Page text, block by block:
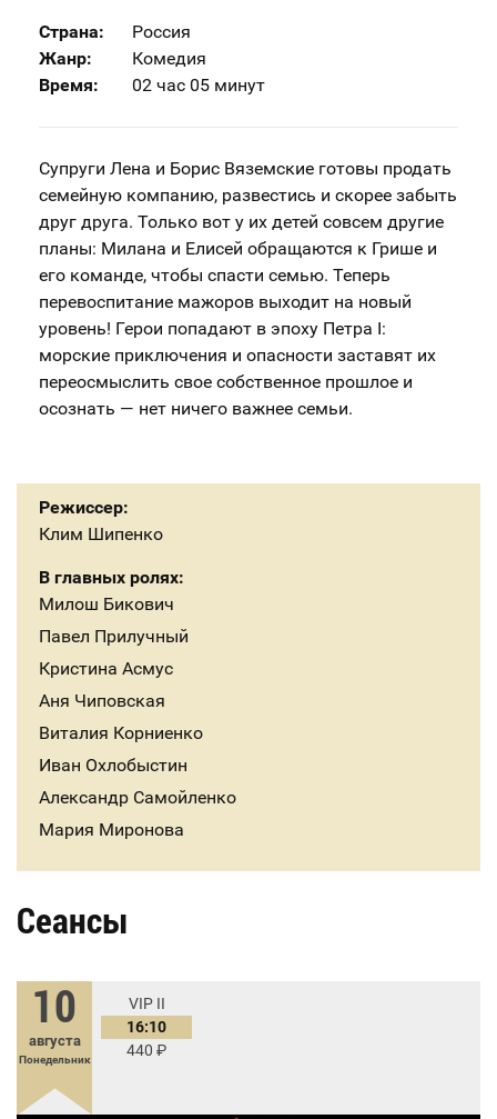
Страна:
Россия
Жанр:
Комедия
Время:
02 час 05 минут
Супруги Лена и Борис Вяземские готовы продать
семейную компанию, развестись и скорее забыть
друг друга. Только вот у их детей совсем другие
планы: Милана и Елисей обращаются к Грише и
его команде, чтобы спасти семью. Теперь
перевоспитание мажоров выходит на новый
уровень! Герои попадают в эпоху Петра I:
морские приключения и опасности заставят их
переосмыслить свое собственное прошлое и
осознать — нет ничего важнее семьи.
Режиссер:
Клим Шипенко
В главных ролях:
Милош Бикович
Павел Прилучный
Кристина Асмус
Аня Чиповская
Виталия Корниенко
Иван Охлобыстин
Александр Самойленко
Мария Миронова
Сеансы
10
августа
Понедельник
VIP II
16:10
440